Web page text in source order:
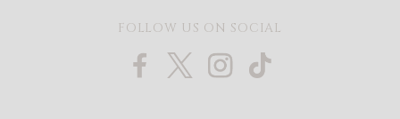
FOLLOW US ON SOCIAL